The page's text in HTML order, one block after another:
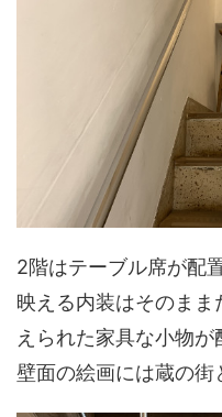
2階はテーブル席が配
映える内装はそのま
えられた家具な小物が
壁面の絵画には蔵の街